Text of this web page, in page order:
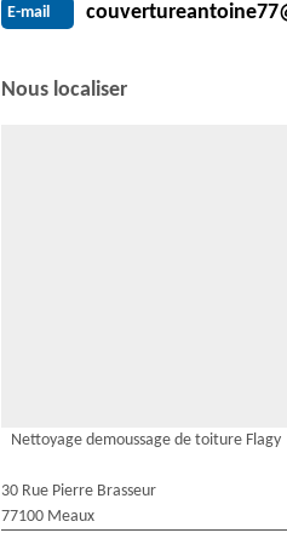
E-mail
Nous localiser
Nettoyage demoussage de toiture Flagy
30 Rue Pierre Brasseur
77100 Meaux